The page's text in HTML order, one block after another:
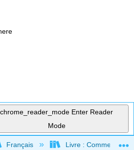
chrome_reader_mode Enter Reader
Mode
global hierarchy
Français Livre : Comment